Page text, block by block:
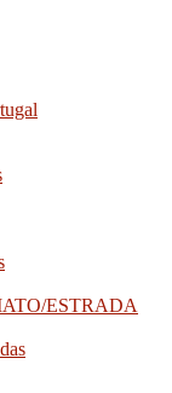
ESTRADA